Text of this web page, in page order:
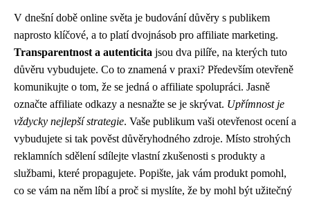
V dnešní době online světa je budování důvěry s publikem
naprosto klíčové, a to platí dvojnásob pro affiliate marketing.
Transparentnost a autenticita jsou dva pilíře, na kterých tuto
důvěru vybudujete. Co to znamená v praxi? Především otevřeně
komunikujte o tom, že se jedná o affiliate spolupráci. Jasně
označte affiliate odkazy a nesnažte se je skrývat. Upřímnost je
vždycky nejlepší strategie. Vaše publikum vaši otevřenost ocení a
vybudujete si tak pověst důvěryhodného zdroje. Místo strohých
reklamních sdělení sdílejte vlastní zkušenosti s produkty a
službami, které propagujete. Popište, jak vám produkt pomohl,
co se vám na něm líbí a proč si myslíte, že by mohl být užitečný